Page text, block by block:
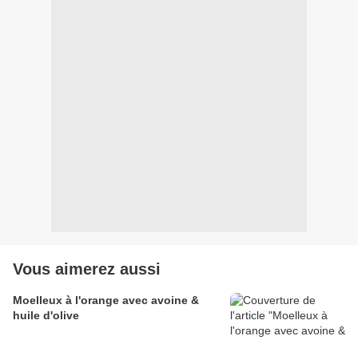
Vous aimerez aussi
Moelleux à l'orange avec avoine &
huile d'olive